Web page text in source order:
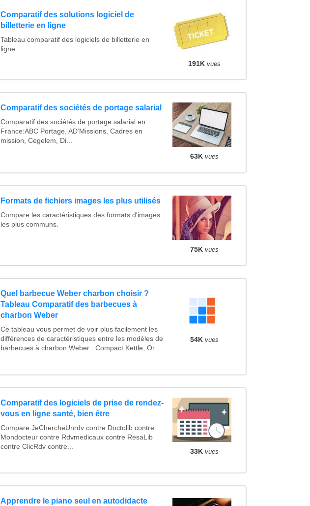
Comparatif des solutions logiciel de
billetterie en ligne
Tableau comparatif des logiciels de billetterie en
ligne
191K vues
Comparatif des sociétés de portage salarial
Comparatif des sociétés de portage salarial en
France:ABC Portage, AD’Missions, Cadres en
mission, Cegelem, Di...
63K vues
Formats de fichiers images les plus utilisés
Compare les caractéristiques des formats d'images
les plus communs.
75K vues
Quel barbecue Weber charbon choisir ?
Tableau Comparatif des barbecues à
charbon Weber
Ce tableau vous permet de voir plus facilement les
différences de caractéristiques entre les modèles de
barbecues à charbon Weber : Compact Kettle, Or...
54K vues
Comparatif des logiciels de prise de rendez-
vous en ligne santé, bien être
Compare JeChercheUnrdv contre Doctolib contre
Mondocteur contre Rdvmedicaux contre ResaLib
contre ClicRdv contre...
33K vues
Apprendre le piano seul en autodidacte